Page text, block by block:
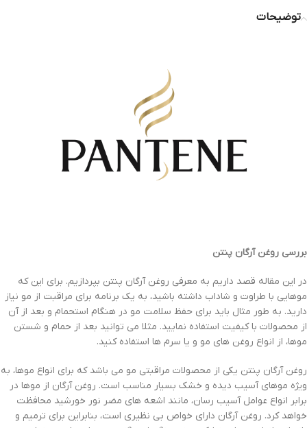
توضیحات
بررسی روغن آرگان پنتن
در این مقاله قصد داریم به معرفی روغن آرگان پنتن بپردازیم. برای این که
موهایی با طراوت و شاداب داشته باشید، به یک برنامه برای مراقبت از مو نیاز
دارید. به طور مثال باید برای حفظ سلامت مو در هنگام استحمام و بعد از آن
از محصولات با کیفیت استفاده نمایید. مثلا می توانید بعد از حمام و شستن
موها، از انواع روغن های مو و یا سرم ها استفاده کنید.
روغن آرگان پنتن یکی از محصولات مراقبتی مو می باشد که برای انواع موها، به
ویژه موهای آسیب دیده و خشک بسیار مناسب است. روغن آرگان از موها در
برابر انواع عوامل آسیب رسان، مانند اشعه های مضر نور خورشید محافظت
خواهد کرد. روغن آرگان دارای خواص بی نظیری است، بنابراین برای ترمیم و